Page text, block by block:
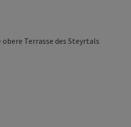
Terrasse des Steyrtals